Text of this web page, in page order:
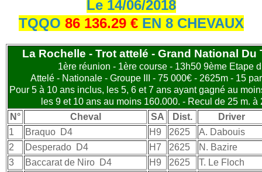
Le 14/06/2018
TQQO 86 136.29 €EN 8 CHEVAUX
La Rochelle - Trot attelé - Grand National Du
1ère réunion - 1ère course - 13h50 9ème Etape
Attelé - Nationale - Groupe III - 75 000€ - 2625m - 15
Pour 5 à 10 ans inclus, les 5, 6 et 7 ans ayant gagné au
les 9 et 10 ans au moins 160.000. - Recul de 25 m.
N°
Cheval SA Dist.
Driver
1
Braquo D4 H9 2625
A. Dabouis
2
Desperado D4 H7 2625
N. Bazire
3
Baccarat de Niro D4 H9 2625
T. Le Floch